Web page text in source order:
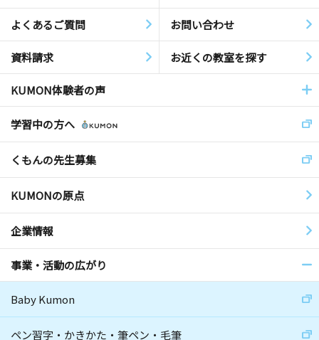
よくあるご質問 お問い合わせ
資料請求 お近くの教室を探す
KUMON体験者の声
学習中の方へ
くもんの先生募集
KUMONの原点
企業情報
事業・活動の広がり
Baby Kumon
ペン習字・かきかた・筆ペン・毛筆